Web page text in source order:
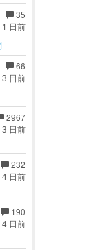
35
1 日前
66
3 日前
2967
3 日前
232
4 日前
190
4 日前